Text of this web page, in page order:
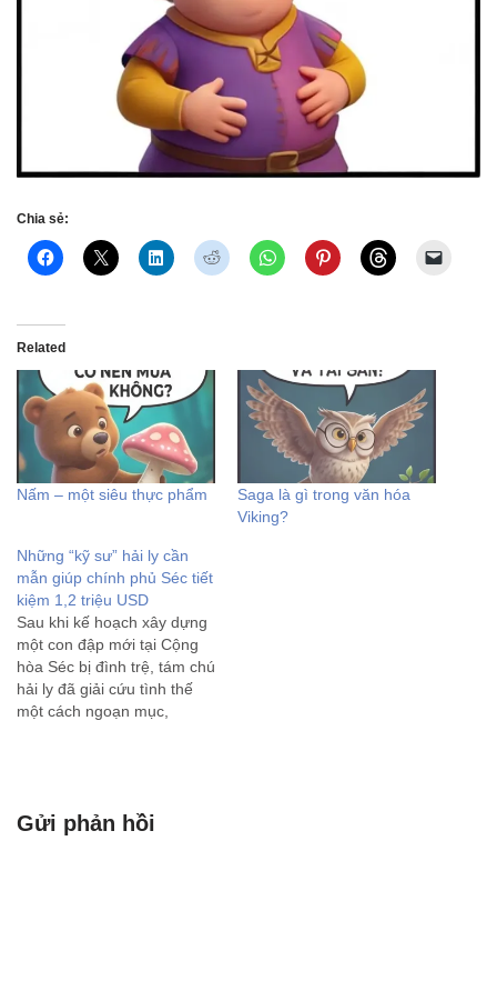
Chia sẻ:
Related
Nấm – một siêu thực phẩm
Saga là gì trong văn hóa
Viking?
Những “kỹ sư” hải ly cần
mẫn giúp chính phủ Séc tiết
kiệm 1,2 triệu USD
Sau khi kế hoạch xây dựng
một con đập mới tại Cộng
hòa Séc bị đình trệ, tám chú
hải ly đã giải cứu tình thế
một cách ngoạn mục,
Gửi phản hồi